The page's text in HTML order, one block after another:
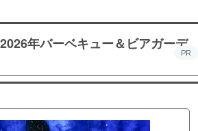
年バーベキュー＆ビアガーデ
PR